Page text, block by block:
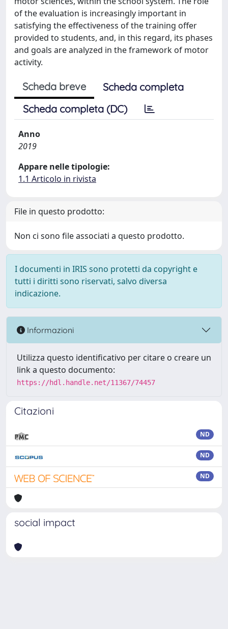
of the evaluation is increasingly important in
satisfying the effectiveness of the training offer
provided to students, and, in this regard, its phases
and goals are analyzed in the framework of motor
activity.
Scheda breve
Scheda completa
Scheda completa (DC)
Anno
2019
Appare nelle tipologie:
1.1 Articolo in rivista
File in questo prodotto:
Non ci sono file associati a questo prodotto.
I documenti in IRIS sono protetti da copyright e
tutti i diritti sono riservati, salvo diversa
indicazione.
Informazioni
Utilizza questo identificativo per citare o creare un
link a questo documento:
https://hdl.handle.net/11367/74457
Citazioni
ND
ND
ND
social impact